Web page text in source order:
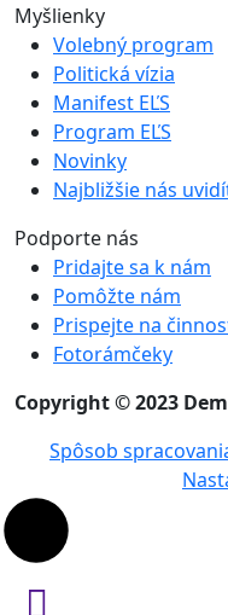
Myšlienky
Volebný program
Politická vízia
Manifest EĽS
Program EĽS
Novinky
Najbližšie nás
Podporte nás
Pridajte sa k nám
Pomôžte nám
Prispejte na
Fotorámčeky
Copyright © 2023
Spôsob